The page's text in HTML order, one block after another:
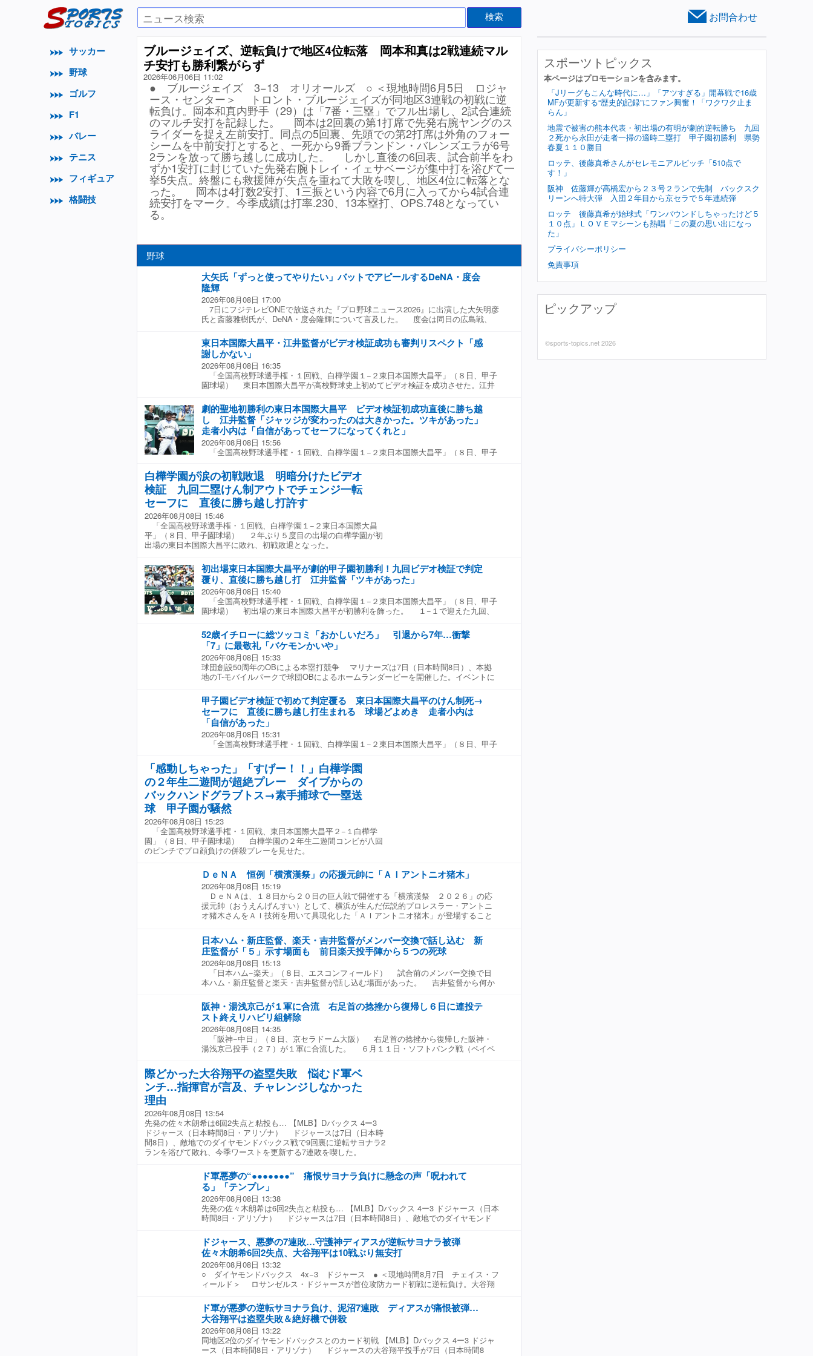
検索 お問合わせ
サッカー
野球
ゴルフ
F1
バレー
テニス
フィギュア
格闘技
スポーツトピックス
本ページはプロモーションを含みます。
「Jリーグもこんな時代に…」「アツすぎる」開幕戦で16歳
MFが更新する“歴史的記録”にファン興奮！「ワクワク止ま
らん」
地震で被害の熊本代表・初出場の有明が劇的逆転勝ち 九回
２死から永田が走者一掃の適時二塁打 甲子園初勝利 県勢
春夏１１０勝目
ロッテ、後藤真希さんがセレモニアルピッチ「510点で
す！」
阪神 佐藤輝が高橋宏から２３号２ランで先制 バックスク
リーンへ特大弾 入団２年目から京セラで５年連続弾
ロッテ 後藤真希が始球式「ワンバウンドしちゃったけど５
１０点」ＬＯＶＥマシーンも熱唱「この夏の思い出になっ
た」
プライバシーポリシー
免責事項
ピックアップ
©sports-topics.net 2026
ブルージェイズ、逆転負けで地区4位転落 岡本和真は2戦連続マル
チ安打も勝利繋がらず
2026年06月06日 11:02
● ブルージェイズ 3−13 オリオールズ ○ ＜現地時間6月5日 ロジャ
ース・センター＞ トロント・ブルージェイズが同地区3連戦の初戦に逆
転負け。岡本和真内野手（29）は「7番・三塁」でフル出場し、2試合連続
のマルチ安打を記録した。 岡本は2回裏の第1打席で先発右腕ヤングのス
ライダーを捉え左前安打。同点の5回裏、先頭での第2打席は外角のフォー
シームを中前安打とすると、一死から9番ブランドン・バレンズエラが6号
2ランを放って勝ち越しに成功した。 しかし直後の6回表、試合前半をわ
ずか1安打に封じていた先発右腕トレイ・イェサベージが集中打を浴びて一
挙5失点。終盤にも救援陣が失点を重ねて大敗を喫し、地区4位に転落とな
った。 岡本は4打数2安打、1三振という内容で6月に入ってから4試合連
続安打をマーク。今季成績は打率.230、13本塁打、OPS.748となってい
る。
野球
大矢氏「ずっと使ってやりたい」バットでアピールするDeNA・度会
隆輝
2026年08月08日 17:00
7日にフジテレビONEで放送された『プロ野球ニュース2026』に出演した大矢明彦
氏と斎藤雅樹氏が、DeNA・度会隆輝について言及した。 度会は同日の広島戦、
時二塁打を放った。 大矢氏は「積極的に行くというのがすごくいい結果につなが
っていると思う」と評価し、「このバッターはずっと使ってやりたいと思うんです
けどね」と話すように、DeNAの外野の競争は熾烈。エンカーナシオンが加入した7
月は先発の出場機会を減らしたが、後半戦に入り、再びスタメン出場が増えてい
る。 斎藤氏は「今日みたいなレフトへのヒットをよく見るな。昨日からずっと見
ていますよね。あっちへ引きつけてパチンと打つのが非常に上手だなと思います
東日本国際大昌平・江井監督がビデオ検証成功も審判リスペクト「感
謝しかない」
2026年08月08日 16:35
「全国高校野球選手権・１回戦、白樺学園１−２東日本国際大昌平」（８日、甲子
園球場） 東日本国際大昌平が高校野球史上初めてビデオ検証を成功させた。江井
一、二塁で二塁走者の小内がけん制死となりチェンジとなったが、小内が監督にビ
デオ検証を要求。検証の結果セーフとなり、直後に勝ち越しに成功した。 試合を
決めた大きな場面でビデオ検証が功を奏したが、江井監督は審判への敬意を熱く語
った。 「審判の方々に一生懸命ジャッジしていただいている。審判があっての野
球ですから。感謝しかないですよね。私たち選手もそうですけど（試合の）半分は
ベンチにいれるので。審判の方はグラウンドにこの暑い中立っているわけですか
ジャッジしていただいているので感謝しかないですよね」 猛暑の中でグラウンド
に立ち続ける審判員。指揮官はその過酷さをおもんばかり、リスペクトを表した。
劇的聖地初勝利の東日本国際大昌平 ビデオ検証初成功直後に勝ち越
し 江井監督「ジャッジが変わったのは大きかった。ツキがあった」
走者小内は「自信があってセーフになってくれと」
2026年08月08日 15:56
「全国高校野球選手権・１回戦、白樺学園１−２東日本国際大昌平」（８日、甲子
今大会から導入されたビデオ検証で初めて判定が覆った直後に勝ち越し。これが決
勝点となった。 九回の東日本国際大昌平の攻撃。２死一、二塁の場面で二塁走者
小内がけん制死となり、チェンジとなった。しかし、ビデオ検証を求め、検証の結
果にセーフに覆り、２死一、二塁から再開。球審は「ビデオ判定の結果判定をセー
フに変更します」と説明し、球場はどよめき、東日本国際大昌平の選手たちはガッ
ツポーズを繰り出した。直後に２番入ケ町が勝ち越し適時打を放った。今大会から
導入されたビデオ検証は今回が３回目だったが、初めての判定が覆った。 試合
後、江井監督は「あそこは勝負どころ。どうなのかこっちからみたらわからない部
分があった。あそこでアウトになってチェンジになるよりはもう一回チャンスがあ
らない感じだったので、ツキがあった」と振り返った。決まり事として「欲しけれ
ばシグナルは出してくれと。選手からこっちに」とし、事前にサインも作っていた
という。また「審判の方には一生懸命ジャッジしていただいている。審判があって
の野球ですので感謝しかない。集中力切らさずにジャッジしていただいて感謝しか
ないです」と慮った。ビデオ検証を求めた二塁走者の小内は「ギリギリのプレーに
なってしまった。自信があって、セーフになってくれと思って、監督にお願いしま
白樺学園が涙の初戦敗退 明暗分けたビデオ
検証 九回二塁けん制アウトでチェンジ一転
セーフに 直後に勝ち越し打許す
2026年08月08日 15:46
「全国高校野球選手権・１回戦、白樺学園１−２東日本国際大昌
平」（８日、甲子園球場） ２年ぶり５度目の出場の白樺学園が初
出場の東日本国際大昌平に敗れ、初戦敗退となった。
初出場東日本国際大昌平が劇的甲子園初勝利！九回ビデオ検証で判定
覆り、直後に勝ち越し打 江井監督「ツキがあった」
2026年08月08日 15:40
「全国高校野球選手権・１回戦、白樺学園１−２東日本国際大昌平」（８日、甲子
園球場） 初出場の東日本国際大昌平が初勝利を飾った。 １−１で迎えた九回、
勝点となった。 九回の東日本国際大昌平の攻撃。２死一、二塁の場面で二塁走者
がけん制死となり、チェンジとなった。しかし、ビデオ検証を求め、検証の結果に
セーフに覆り、２死一、二塁から再開。球審は「ビデオ判定の結果判定をセーフに
変更します」と説明し、球場はどよめき、東日本国際大昌平の選手たちはガッツポ
ーズを繰り出した。直後に２番入ケ町が勝ち越し適時打を放った。今大会から導入
されたビデオ検証は今回が３回目だったが、初めての判定が覆った。 九回１死二
後、江井監督は「本当にどっちになるかわからない感じだったので、ツキがあっ
た」と振り返り、小内は「ギリギリのプレーになってしまった。自信があって、セ
ーフになってくれと思って、監督にお願いしました。リクエスト検証ができてとて
もいいなと思います」と語った。
52歳イチローに総ツッコミ「おかしいだろ」 引退から7年…衝撃
「7」に最敬礼「バケモンかいや」
2026年08月08日 15:33
球団創設50周年のOBによる本塁打競争 マリナーズは7日（日本時間8日）、本拠
地のT-モバイルパークで球団OBによるホームランダービーを開催した。イベントに
加し、7本の柵越えをマークした。52歳を迎えたレジェンドが披露した驚異的な打撃
に、ファンから称賛の声が寄せられた。 大歓声のなか“オオトリ”で登場したイチ
ロー氏は、開始10秒でいきなり右翼ポール際へ放り込んだ。さらに2連発や最大4連
発をマークするなど、約1分間で5本のアーチを架けて球場をどよめかせた。2分間の
競技時間のなかで、2ポイントが加算されるジャックポット・ラウンドでの一発を含
む計7本の柵越えで8ポイントを記録した。惜しくも決勝進出は逃したものの、スタ
の偉大な金字塔を打ち立てており、今回のイベントでも衰えを知らない打撃でファ
ンを魅了した。とはいえ、年齢は52歳。現役引退から7年経ったものの、華麗なスイ
ングは色褪せることはない。 中継を見ていたファンからは「イチロー、バケモン
かいやバケモンだけど」「イチロー4連発エグい」「イチロー惜しかったけど流石す
ぎるわ」「あの細身でもまだまだホームラン出るんですね」「イチローのホームラ
ンダービーすごかったマジで」「イチロー8本ぶちかましてて草」「おかしいだろあ
の打棒トレーニングの賜物か」「50歳過ぎてホームラン8本は普通にすげぇww」
と、驚嘆の声が寄せられた。（Full-Count編集部）
甲子園ビデオ検証で初めて判定覆る 東日本国際大昌平のけん制死→
セーフに 直後に勝ち越し打生まれる 球場どよめき 走者小内は
「自信があった」
2026年08月08日 15:31
「全国高校野球選手権・１回戦、白樺学園１−２東日本国際大昌平」（８日、甲子
際大昌平が勝ち越しに成功した。 九回の東日本国際大昌平で２死一、二塁の場面
で二塁走者がけん制死となり、チェンジとなった。しかし、ビデオ検証を求め、検
証の結果にセーフに覆り、２死一、二塁から再開。球審は「ビデオ判定の結果判定
をセーフに変更します」と説明。球場はどよめき、東日本国際大昌平の選手たちは
ガッツポーズを繰り出した。今大会から導入されたビデオ検証は今回が３回目だっ
たが、初めての判定が覆った。 直後に２番入ケ町が勝ち越し適時打を放った。
これが決勝点となり、試合後、江井監督は「本当にどっちになるかわからない感じ
だったので、ツキがあった」と振り返り、小内は「ギリギリのプレーになってしま
った。自信があって、セーフになってくれと思って、監督にお願いしました。リク
エスト検証ができてとてもいいなと思います」と語った。
「感動しちゃった」「すげー！！」白樺学園
の２年生二遊間が超絶プレー ダイブからの
バックハンドグラブトス→素手捕球で一塁送
球 甲子園が騒然
2026年08月08日 15:23
「全国高校野球選手権・１回戦、東日本国際大昌平２−１白樺学
園」（８日、甲子園球場） 白樺学園の２年生二遊間コンビが八回
のピンチでプロ顔負けの併殺プレーを見せた。
ＤｅＮＡ 恒例「横濱漢祭」の応援元帥に「ＡＩアントニオ猪木」
2026年08月08日 15:19
ＤｅＮＡは、１８日から２０日の巨人戦で開催する「横濱漢祭 ２０２６」の応
援元帥（おうえんげんすい）として、横浜が生んだ伝説的プロレスラー・アントニ
オ猪木さんをＡＩ技術を用いて具現化した「ＡＩアントニオ猪木」が登場すること
猪木啓介さんが代表取締役社長を務める株式会社猪木元気工場を中心として立ち上
げた「ＡＩアントニオ猪木」プロジェクト内で生成されたＡＩ動画。アントニオ猪
木さんは、かつて球団イベント「勝祭 ２０１７」に出演。その縁と、今回のイベ
ント「漢が燃える、漢のための３日間」というコアコンセプトに、ご家族の皆さん
や関係各所、球団の思いが合致し、「ＡＩアントニオ猪木」としての出演が実現す
る。 当日は、横浜スタジアムのビジョンに姿を映し、生前のアントニオ猪木さん
後やイニング間のイベントを盛り上げる。 球団は「ご生前の活躍とこれまでの温
かいご縁に深い敬意と感謝を込め、時を超えた“熱い絆”とともに再び横浜スタジアム
に勇気とパワーをお届けします」としている。 また、弟・啓介さんは球団を通
じ、「兄貴は『燃える闘魂』というフレーズにもあるように『赤』のイメージがあ
りますが、７０年代は『青』のタオルを使っていました。古いファンの方はその記
憶もあるのではないでしょうか。そんな、懐かしい『青の猪木』、『横浜』、『ベ
ます」とコメント。 角田は「「燃える闘魂復活！『勝祭 ２０１７』以来、あの
炎のファイター・アントニオ猪木が帰って来る！何を隠そう、この角田信朗、猪木
元帥が現役引退前にリング上で戦った最後の日本人ファイターなのである。今ここ
となった！元気があれば何でもできる！そのひと足を踏み出して、ここから一気に
頂点を目指そうぞ」とコメントした。
日本ハム・新庄監督、楽天・吉井監督がメンバー交換で話し込む 新
庄監督が「５」示す場面も 前日楽天投手陣から５つの死球
2026年08月08日 15:13
「日本ハム−楽天」（８日、エスコンフィールド） 試合前のメンバー交換で日
本ハム・新庄監督と楽天・吉井監督が話し込む場面があった。 吉井監督から何か
かを示していた。 前日はサヨナラ勝ちしたものの楽天投手陣から５つのデッドボ
ールを受けた日本ハム。指揮官は試合後「ちょっとデッドボールが多かったです
ね。５個。ちょっと考えてもらいたいですね」と苦言を呈していた。
阪神・湯浅京己が１軍に合流 右足首の捻挫から復帰し６日に連投テ
スト終えリハビリ組解除
2026年08月08日 14:35
「阪神−中日」（８日、京セラドーム大阪） 右足首の捻挫から復帰した阪神・
湯浅京己投手（２７）が１軍に合流した。 ６月１１日・ソフトバンク戦（ペイペ
ム交流戦・西武戦（ベルーナ）では１回無失点。６日の同戦では１回１失点だった
ものの２三振を奪い、連投テストを完了させ、リハビリ組から外れていた。
際どかった大谷翔平の盗塁失敗 悩むド軍ベ
ンチ…指揮官が言及、チャレンジしなかった
理由
2026年08月08日 13:54
先発の佐々木朗希は6回2失点と粘投も… 【MLB】Dバックス 4ー3
ドジャース（日本時間8日・アリゾナ） ドジャースは7日（日本時
間8日）、敵地でのダイヤモンドバックス戦で9回裏に逆転サヨナラ2
ランを浴びて敗れ、今季ワーストを更新する7連敗を喫した。
ド軍悪夢の“●●●●●●●” 痛恨サヨナラ負けに懸念の声「呪われて
る」「テンプレ」
2026年08月08日 13:38
先発の佐々木朗希は6回2失点と粘投も… 【MLB】Dバックス 4ー3 ドジャース（日本
時間8日・アリゾナ） ドジャースは7日（日本時間8日）、敵地でのダイヤモンド
る7連敗を喫し、8月はいまだ未勝利。この衝撃的な敗戦に対し、SNS上では大きな
動揺が広がっている。 先発マウンドに上がった佐々木朗希投手は、6回2失点と試
合を作った。しかし打線は5回まで相手先発ケリーの前に無安打と沈黙。大谷翔平投
手も3回に四球で出塁するも二盗に失敗した。1点差に迫った7回には1死満塁の好機
で大谷が痛恨の二ゴロ併殺打に倒れて逆転を逃した。 8回にアンディ・パヘス外野
手のソロで一時勝ち越したものの、9回裏に悪夢が待っていた。復帰したばかりのエ
決められると、最後はウォルド・シュミットに逆転サヨナラ2ランを浴びた。これで
連敗は7に伸び、チーム全体に重苦しい空気が漂っている。 手痛い敗戦を喫したチ
ームに対し、ファンからは「ドジャースもう負の連鎖」「魔の8月いつ抜け出すの
よ」「なんかもう呪われてるとしか思えない」「ドジャースは呪われてるんかな」
「ドジャースやっと勝てると思ったのにな」「ドジャース大丈夫か」「ドジャース7
連敗て やばいね」「負け癖がついてる」「ドジャースひどいな……負け方が大型
ドジャース、悪夢の7連敗…守護神ディアスが逆転サヨナラ被弾
佐々木朗希6回2失点、大谷翔平は10戦ぶり無安打
2026年08月08日 13:32
○ ダイヤモンドバックス 4x−3 ドジャース ● ＜現地時間8月7日 チェイス・フ
ィールド＞ ロサンゼルス・ドジャースが首位攻防カード初戦に逆転負け。大谷翔
板した佐々木朗希投手（24）は6回2失点という投球で勝敗付かなかった。 中7日
で同地区戦に臨んだ佐々木は初回を三者凡退に抑え、2回裏の先頭打者マルテを3球
三振。5番ヌートバーとの“侍ジャパン対決”では投ゴロに打ち取ったが、続く6番アレ
ナドへの初球フォーシームが甘く入り、17号先制ソロを浴びた。 4回裏の二死か
ら5番ヌートバーに中越えの二塁打を許したものの、先制弾の6番アレナドを三ゴロ
に打ち取り、追加点は与えず。しかし5回裏、一死からの四球と盗塁でこの回もピン
ド軍が悪夢の逆転サヨナラ負け、泥沼7連敗 ディアスが痛恨被弾…
大谷翔平は盗塁失敗＆絶好機で併殺
2026年08月08日 13:22
同地区2位のダイヤモンドバックスとのカード初戦 【MLB】Dバックス 4ー3 ドジャ
ース（日本時間8日・アリゾナ） ドジャースの大谷翔平投手が7日（日本時間8